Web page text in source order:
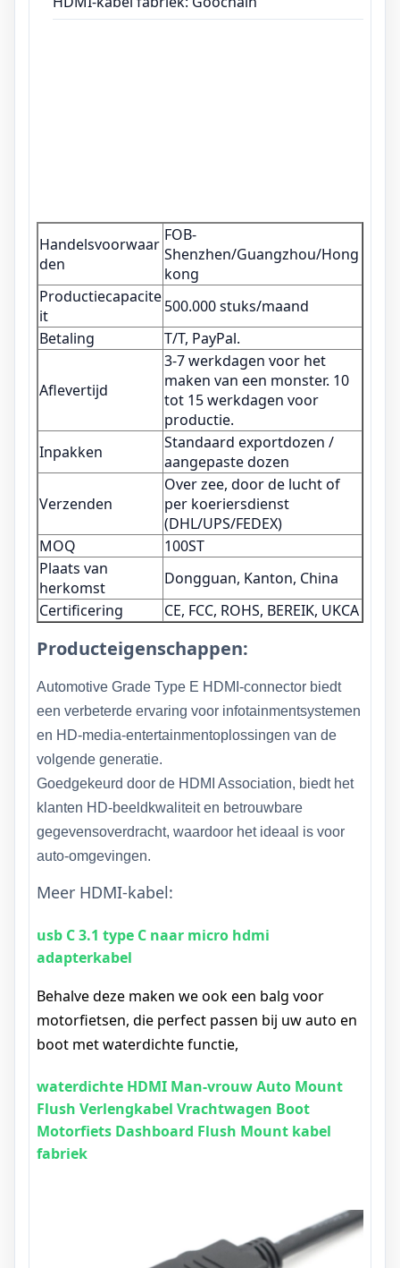
Handelsvoorwaar
den
FOB-
Shenzhen/Guangzhou/Hong
kong
Productiecapacite
it
500.000 stuks/maand
Betaling
T/T, PayPal.
Aflevertijd
3-7 werkdagen voor het
maken van een monster. 10
tot 15 werkdagen voor
productie.
Inpakken
Standaard exportdozen /
aangepaste dozen
Verzenden
Over zee, door de lucht of
per koeriersdienst
(DHL/UPS/FEDEX)
MOQ
100ST
Plaats van
herkomst
Dongguan, Kanton, China
Certificering
CE, FCC, ROHS, BEREIK, UKCA
Producteigenschappen:
Automotive Grade Type E HDMI-connector biedt
een verbeterde ervaring voor infotainmentsystemen
en HD-media-entertainmentoplossingen van de
volgende generatie.
Goedgekeurd door de HDMI Association, biedt het
klanten HD-beeldkwaliteit en betrouwbare
gegevensoverdracht, waardoor het ideaal is voor
auto-omgevingen.
Meer HDMI-kabel:
usb C 3.1 type C naar micro hdmi
adapterkabel
Behalve deze maken we ook een balg voor
motorfietsen, die perfect passen bij uw auto en
boot met waterdichte functie,
waterdichte HDMI Man-vrouw Auto Mount
Flush Verlengkabel Vrachtwagen Boot
Motorfiets Dashboard Flush Mount kabel
fabriek